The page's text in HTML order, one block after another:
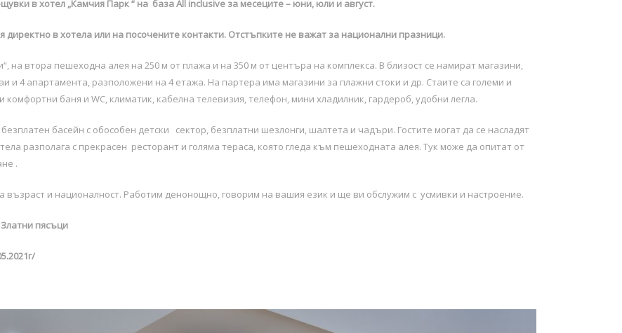
в хотел „Камчия Парк “ на база All inclusive за месеците – юни, юли и август.
в хотела или на посочените контакти. Отстъпките не важат за национални празници.
на втора пешеходна алея на 250 м от плажа и на 350 м от центъра на комплекса. В близост се намират магазини,
и 4 апартамента, разположени на 4 етажа. На партера има магазини за плажни стоки и др. Стаите са големи и
комфортни баня и WC, климатик, кабелна телевизия, телефон, мини хладилник, гардероб, удобни легла.
басейн с обособен детски сектор, безплатни шезлонги, шалтета и чадъри. Гостите могат да се насладят
разполага с прекрасен ресторант и голяма тераса, която гледа към пешеходната алея. Тук може да опитат от
.
възраст и националност. Работим денонощно, говорим на вашия език и ще ви обслужим с усмивки и настроение.
пясъци